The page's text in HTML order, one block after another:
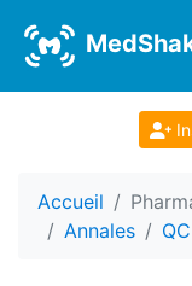
Accueil
Annales